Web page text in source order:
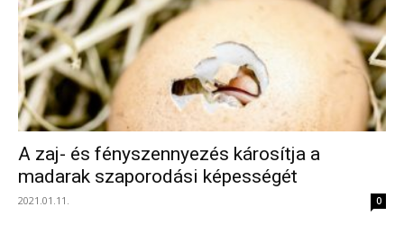
A zaj- és fényszennyezés károsítja a
madarak szaporodási képességét
2021.01.11. 0